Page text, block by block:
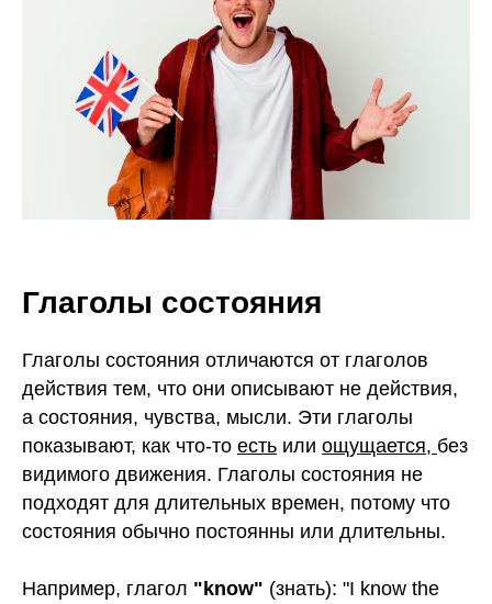
Глаголы состояния
Глаголы состояния отличаются от глаголов
действия тем, что они описывают не действия,
а состояния, чувства, мысли. Эти глаголы
показывают, как что-то есть или ощущается, без
видимого движения. Глаголы состояния не
подходят для длительных времен, потому что
состояния обычно постоянны или длительны.
Например, глагол "know" (знать): "I know the